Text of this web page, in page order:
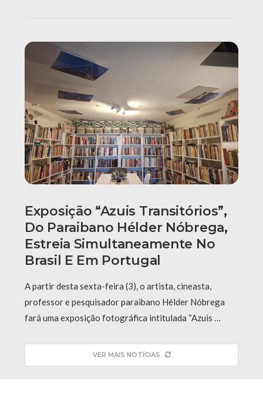
Exposição “Azuis Transitórios”,
Do Paraibano Hélder Nóbrega,
Estreia Simultaneamente No
Brasil E Em Portugal
A partir desta sexta-feira (3), o artista, cineasta,
professor e pesquisador paraibano Hélder Nóbrega
fará uma exposição fotográfica intitulada “Azuis …
VER MAIS NOTÍCIAS